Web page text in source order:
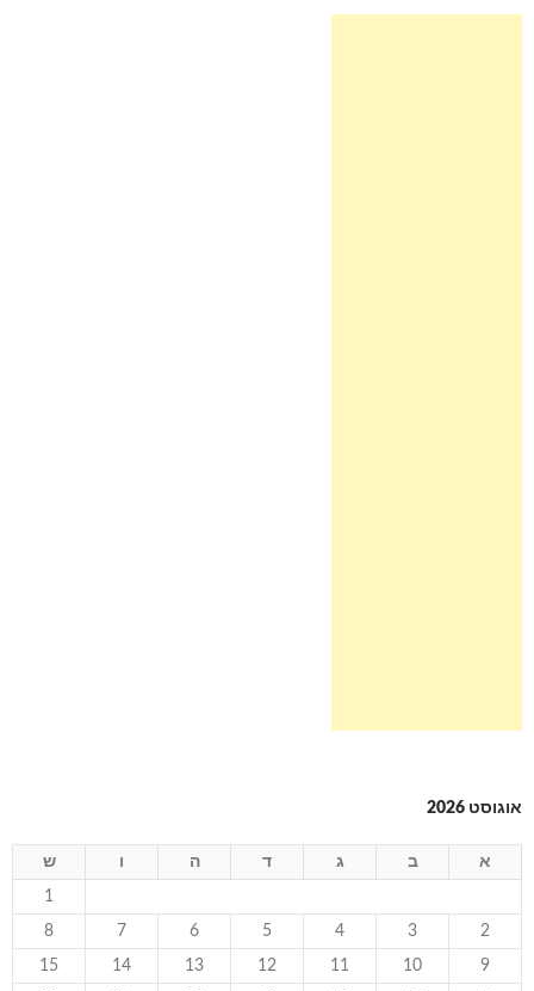
אוגוסט 2026
א ב ג ד ה ו ש
1
2
3
4
5
6
7
8
9
10
11
12
13
14
15